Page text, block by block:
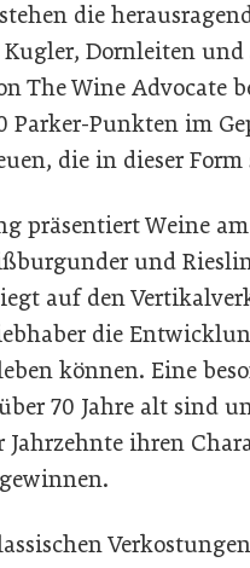
die
Dornleiten
The Wine Advocate
Parker-Punkten im
die in dieser
präsentiert Weine
und
auf den
die
können. Eine
70 Jahre alt sind
Jahrzehnte ihren